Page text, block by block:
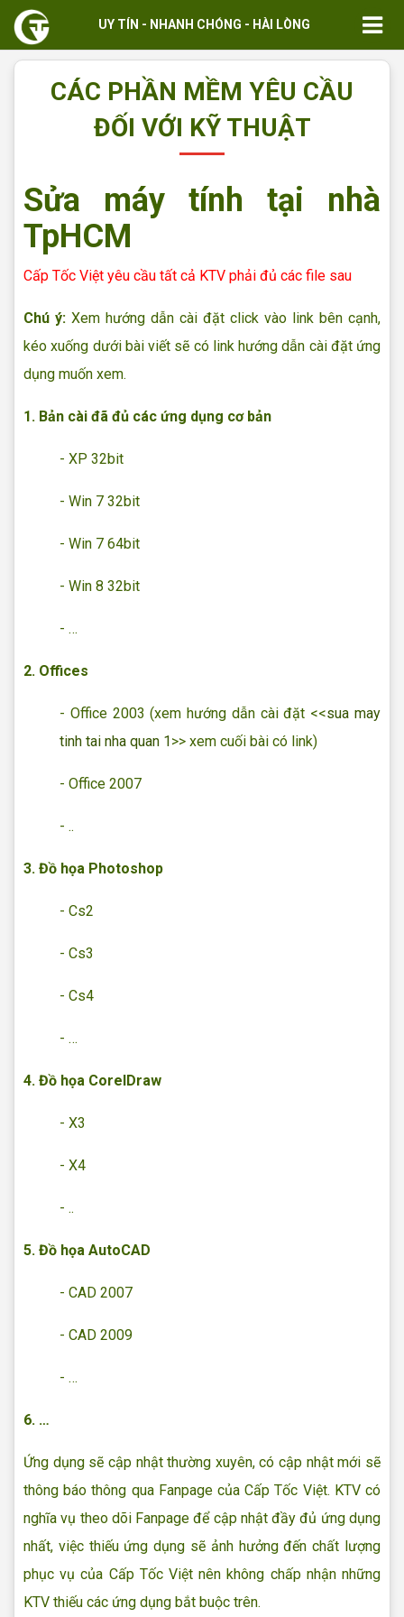
UY TÍN - NHANH CHÓNG - HÀI LÒNG
CÁC PHẦN MỀM YÊU CẦU
ĐỐI VỚI KỸ THUẬT
Sửa máy tính tại nhà
TpHCM
Cấp Tốc Việt yêu cầu tất cả KTV phải đủ các file sau
Chú ý: Xem hướng dẫn cài đặt click vào link bên cạnh,
kéo xuống dưới bài viết sẽ có link hướng dẫn cài đặt ứng
dụng muốn xem.
1. Bản cài đã đủ các ứng dụng cơ bản
- XP 32bit
- Win 7 32bit
- Win 7 64bit
- Win 8 32bit
- …
2. Offices
- Office 2003 (xem hướng dẫn cài đặt <<sua may
tinh tai nha quan 1>> xem cuối bài có link)
- Office 2007
- ..
3. Đồ họa Photoshop
- Cs2
- Cs3
- Cs4
- …
4. Đồ họa CorelDraw
- X3
- X4
- ..
5. Đồ họa AutoCAD
- CAD 2007
- CAD 2009
- …
6. …
Ứng dụng sẽ cập nhật thường xuyên, có cập nhật mới sẽ
thông báo thông qua Fanpage của Cấp Tốc Việt. KTV có
nghĩa vụ theo dõi Fanpage để cập nhật đầy đủ ứng dụng
nhất, việc thiếu ứng dụng sẽ ảnh hưởng đến chất lượng
phục vụ của Cấp Tốc Việt nên không chấp nhận những
KTV thiếu các ứng dụng bắt buộc trên.